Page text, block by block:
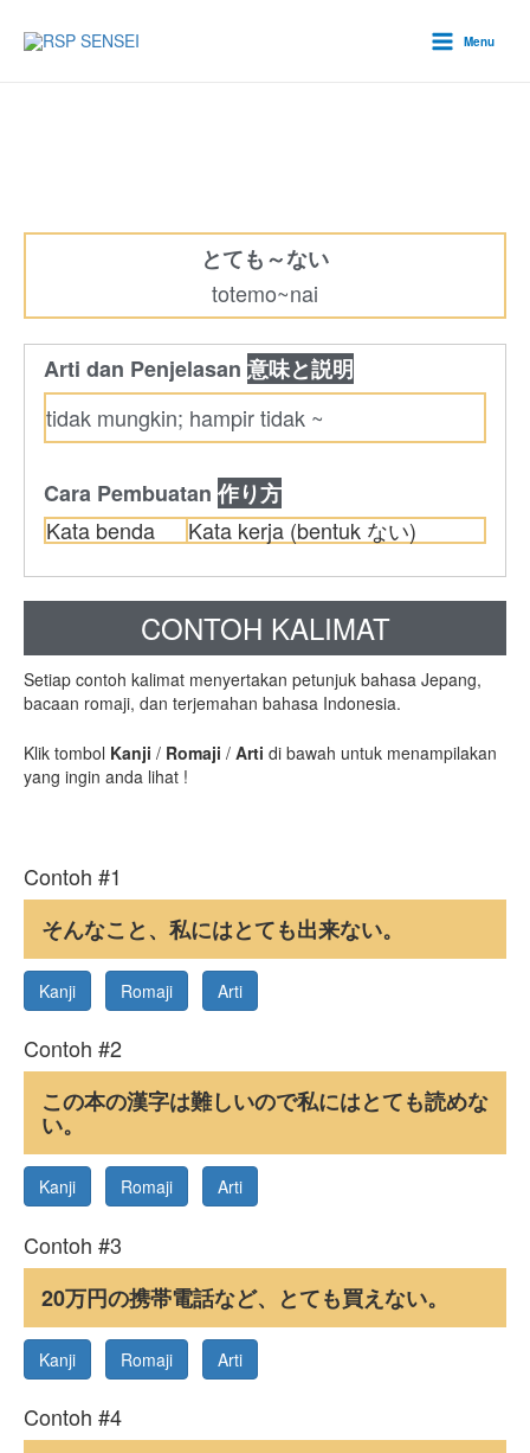
konten
Menu
Menu
とても～ない
totemo~nai
Arti dan Penjelasan 意味と説明
tidak mungkin; hampir tidak ~
Cara Pembuatan 作り方
Kata benda
Kata kerja (bentuk ない)
CONTOH KALIMAT
Setiap contoh kalimat menyertakan petunjuk bahasa Jepang,
bacaan romaji, dan terjemahan bahasa Indonesia.
Klik tombol Kanji / Romaji / Arti di bawah untuk menampilakan
yang ingin anda lihat !
Contoh #1
そんなこと、私にはとても出来ない。
Kanji Romaji Arti
Contoh #2
この本の漢字は難しいので私にはとても読めな
い。
Kanji Romaji Arti
Contoh #3
20万円の携帯電話など、とても買えない。
Kanji Romaji Arti
Contoh #4